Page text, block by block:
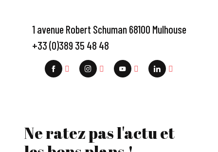
1 avenue Robert Schuman 68100 Mulhouse
+33 (0)389 35 48 48
Ne ratez pas l'actu et